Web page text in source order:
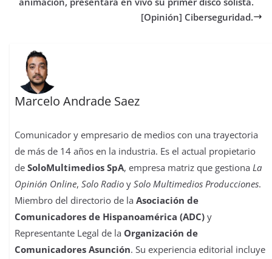
n
i
[Opinión] Ciberseguridad.
Marcelo Andrade Saez
Comunicador y empresario de medios con una trayectoria
de más de 14 años en la industria. Es el actual propietario
deSoloMultimedios SpA, empresa matriz que gestionaLa
Opinión Online,Solo Radio ySolo Multimedios Producciones.
Miembro del directorio de laAsociación de
Comunicadores de Hispanoamérica (ADC) y
Representante Legal de la Organización de
Comunicadores Asunción. Su experiencia editorial incluye